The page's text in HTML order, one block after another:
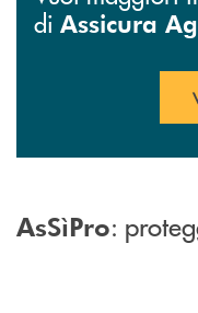
di Assicura
AsSìPro: